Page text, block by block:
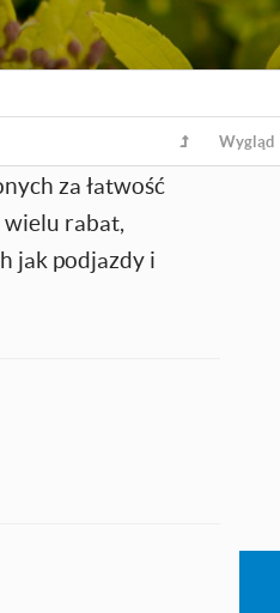
Wygląd
za łatwość
wielu rabat,
jak podjazdy i